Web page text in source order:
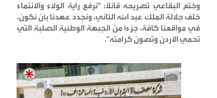
وختم البقاعي تصريحه قائلاً: "نرفع راية الولاء والانتماء
خلف جلالة الملك عبد الله الثاني، ونجدد عهدنا بأن نكون،
في مواقعنا كافة، جزءًا من الجبهة الوطنية الصلبة التي
تحمي الأردن وتصون كرامته".